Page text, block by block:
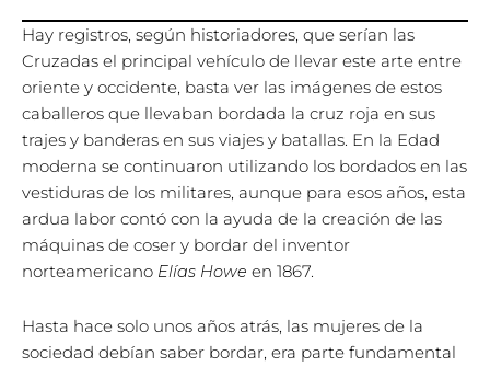
Hay registros, según historiadores, que serían las
Cruzadas el principal vehículo de llevar este arte entre
oriente y occidente, basta ver las imágenes de estos
caballeros que llevaban bordada la cruz roja en sus
trajes y banderas en sus viajes y batallas. En la Edad
moderna se continuaron utilizando los bordados en las
vestiduras de los militares, aunque para esos años, esta
ardua labor contó con la ayuda de la creación de las
máquinas de coser y bordar del inventor
norteamericano Elías Howe en 1867.
Hasta hace solo unos años atrás, las mujeres de la
sociedad debían saber bordar, era parte fundamental